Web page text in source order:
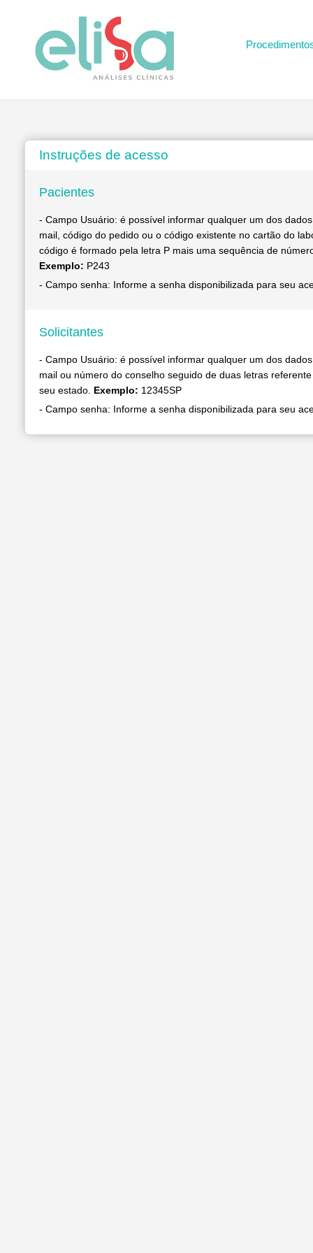
Instruções de acesso
Pacientes
- Campo Usuário: é possível informar qualquer um dos
mail, código do pedido ou o código existente no cartão do
código é formado pela letra P mais uma sequência de
Exemplo: P243
- Campo senha: Informe a senha disponibilizada para seu
Solicitantes
- Campo Usuário: é possível informar qualquer um dos
mail ou número do conselho seguido de duas letras
seu estado. Exemplo: 12345SP
- Campo senha: Informe a senha disponibilizada para seu